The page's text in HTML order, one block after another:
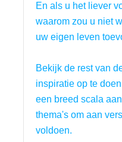
En als u het liever
waarom zou u niet
uw eigen leven
Bekijk de rest van
inspiratie op te
een breed scala
thema's om aan
voldoen.